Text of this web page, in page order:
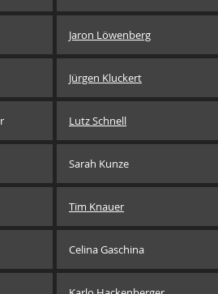
Jaron Löwenberg
Jürgen Kluckert
Lutz Schnell
Sarah Kunze
Tim Knauer
Celina Gaschina